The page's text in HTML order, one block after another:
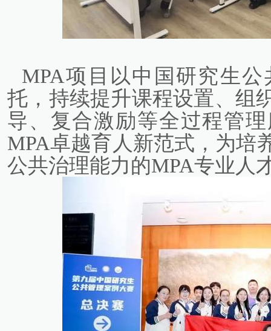
MPA项目以中国研究生
托，持续提升课程设置、组
导、复合激励等全过程管
MPA卓越育人新范式，为培
公共治理能力的MPA专业人